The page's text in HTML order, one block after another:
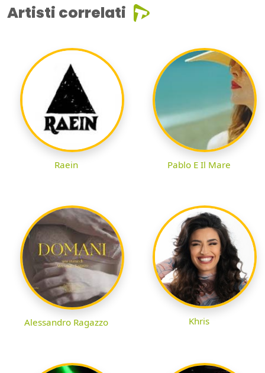
Artisti correlati
Raein Pablo E Il Mare
Alessandro Ragazzo Khris